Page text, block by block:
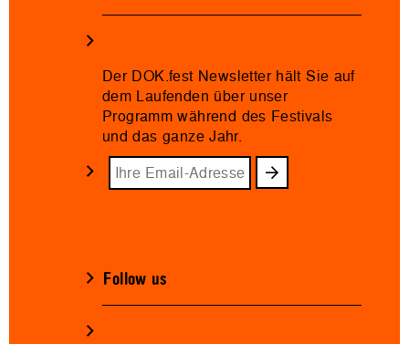
Der DOK.fest Newsletter hält Sie auf
dem Laufenden über unser
Programm während des Festivals
und das ganze Jahr.
Follow us